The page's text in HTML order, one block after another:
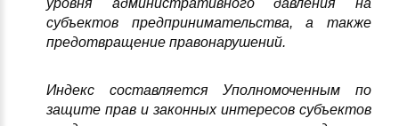
уровня административного давления на
субъектов предпринимательства, а также
предотвращение правонарушений.
Индекс составляется Уполномоченным по
защите прав и законных интересов субъектов